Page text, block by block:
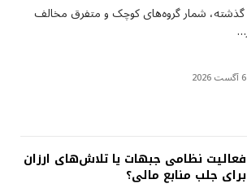
گذشته، شمار گروه‌های کوچک و متفرق مخالف
6 آگست 2026
فعالیت نظامی جبهات یا تلاش‌های ارزان
برای جلب منابع مالی؟